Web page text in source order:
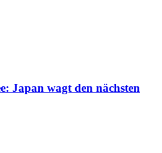
Japan wagt den nächsten